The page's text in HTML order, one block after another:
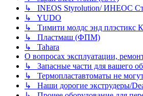
↳ INEOS Styrolution/ ИНЕОС
↳ YUDO
↳ Тимити молдс энд плэстикс
↳ Пластмаш (ФПМ)
↳ Tahara
О вопросах эксплуатации,
↳ Запасные части для вашего
↳ Термопластавтоматы не
↳ Наши дорогие экструдеры/